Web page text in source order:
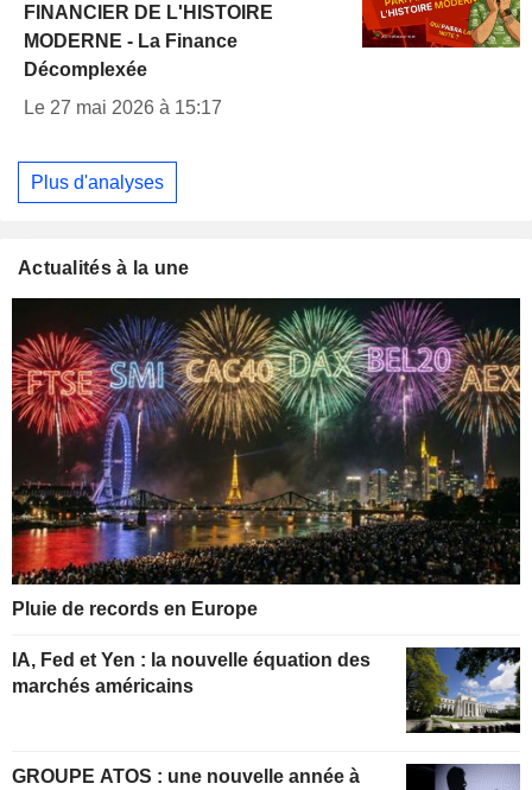
FINANCIER DE L'HISTOIRE
MODERNE - La Finance
Décomplexée
Le 27 mai 2026 à 15:17
Plus d'analyses
Actualités à la une
Pluie de records en Europe
IA, Fed et Yen : la nouvelle équation des
marchés américains
GROUPE ATOS : une nouvelle année à